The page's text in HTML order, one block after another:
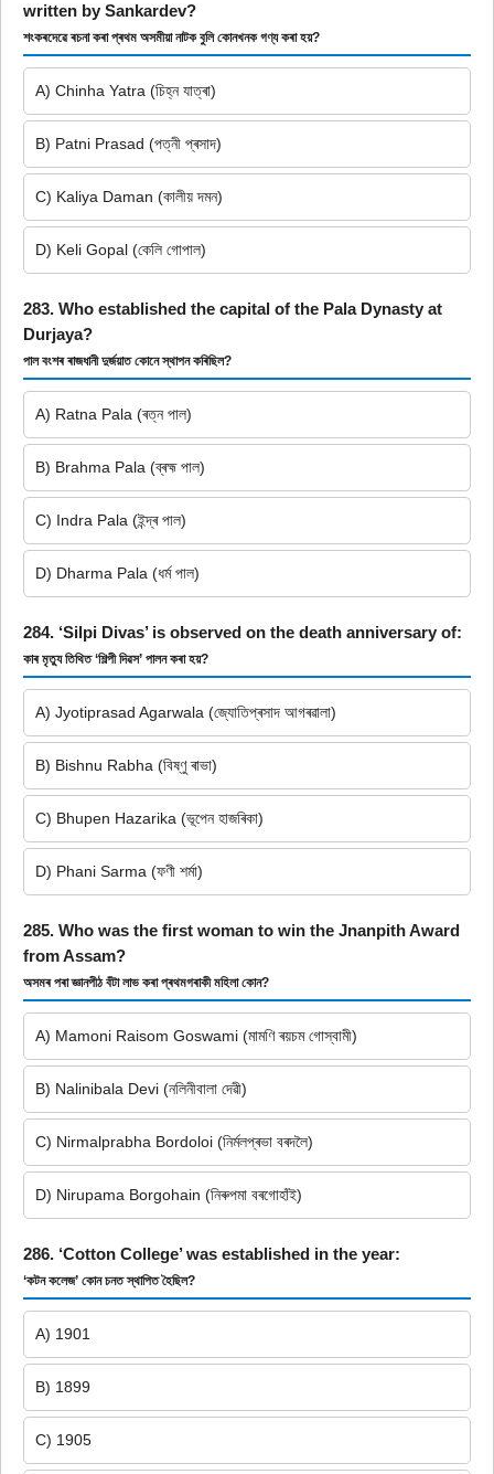
written by Sankardev?
শংকৰদেৱে ৰচনা কৰা প্ৰথম অসমীয়া নাটক বুলি কোনখনক গণ্য কৰা হয়?
A) Chinha Yatra (চিহ্ন যাত্ৰা)
B) Patni Prasad (পত্নী প্ৰসাদ)
C) Kaliya Daman (কালীয় দমন)
D) Keli Gopal (কেলি গোপাল)
283. Who established the capital of the Pala Dynasty at
Durjaya?
পাল বংশৰ ৰাজধানী দুৰ্জয়াত কোনে স্থাপন কৰিছিল?
A) Ratna Pala (ৰত্ন পাল)
B) Brahma Pala (ব্ৰহ্ম পাল)
C) Indra Pala (ইন্দ্ৰ পাল)
D) Dharma Pala (ধৰ্ম পাল)
284. ‘Silpi Divas’ is observed on the death anniversary of:
কাৰ মৃত্যু তিথিত ‘শিল্পী দিৱস’ পালন কৰা হয়?
A) Jyotiprasad Agarwala (জ্যোতিপ্ৰসাদ আগৰৱালা)
B) Bishnu Rabha (বিষ্ণু ৰাভা)
C) Bhupen Hazarika (ভূপেন হাজৰিকা)
D) Phani Sarma (ফণী শৰ্মা)
285. Who was the first woman to win the Jnanpith Award
from Assam?
অসমৰ পৰা জ্ঞানপীঠ বঁটা লাভ কৰা প্ৰথমগৰাকী মহিলা কোন?
A) Mamoni Raisom Goswami (মামণি ৰয়চম গোস্বামী)
B) Nalinibala Devi (নলিনীবালা দেৱী)
C) Nirmalprabha Bordoloi (নিৰ্মলপ্ৰভা বৰদলৈ)
D) Nirupama Borgohain (নিৰুপমা বৰগোহাঁই)
286. ‘Cotton College’ was established in the year:
‘কটন কলেজ’ কোন চনত স্থাপিত হৈছিল?
A) 1901
B) 1899
C) 1905